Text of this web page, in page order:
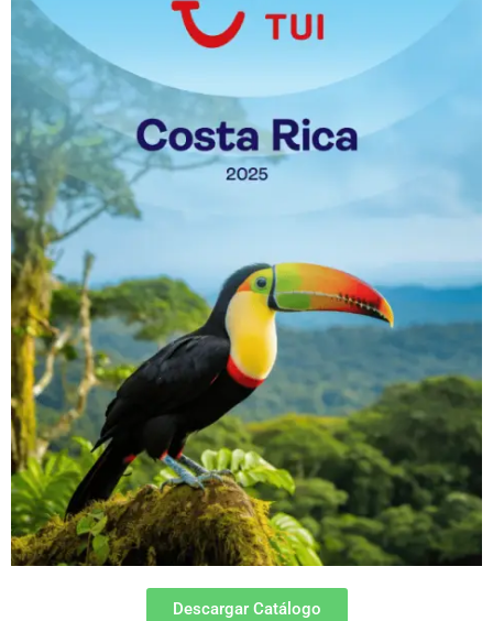
Descargar Catálogo